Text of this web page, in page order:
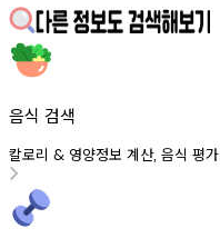
음식 검색
칼로리 & 영양정보 계산, 음식 평가